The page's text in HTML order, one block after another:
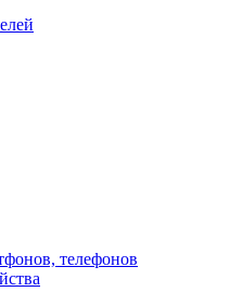
телефонов